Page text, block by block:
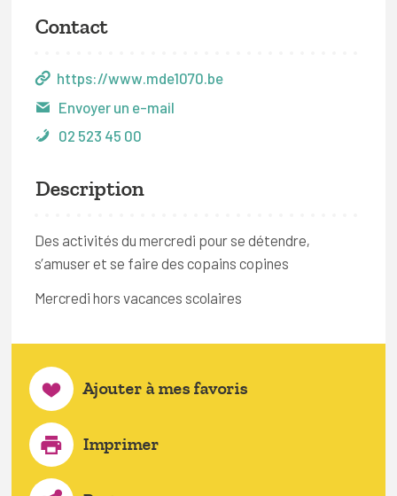
Contact
https://www.mde1070.be
Envoyer un e-mail
02 523 45 00
Description
Des activités du mercredi pour se détendre,
s’amuser et se faire des copains copines
Mercredi hors vacances scolaires
Ajouter à mes favoris
Imprimer